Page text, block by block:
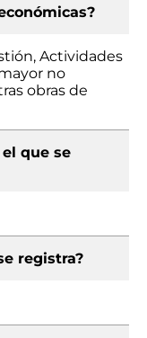
Actividades
no
obras de
que se
registra?